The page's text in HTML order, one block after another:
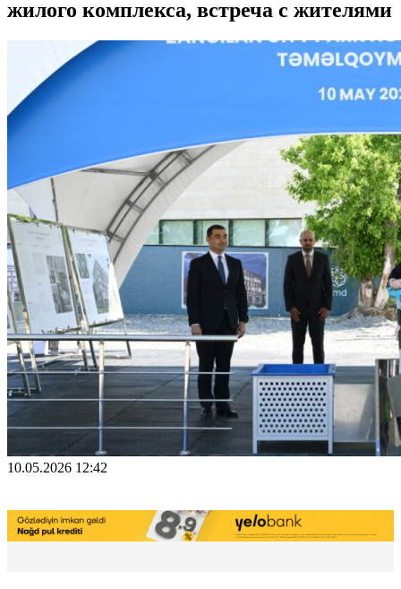
жилого комплекса, встреча с жителями
10.05.2026 12:42